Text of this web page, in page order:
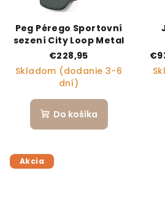
Peg Pérego Sportovní
sezení City Loop Metal
€228,95
Skladom (dodanie 3-6
dní)
Do košíka
Akcia